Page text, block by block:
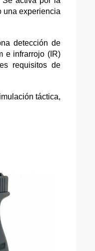
una experiencia
detección de
e infrarrojo (IR)
requisitos de
táctica,